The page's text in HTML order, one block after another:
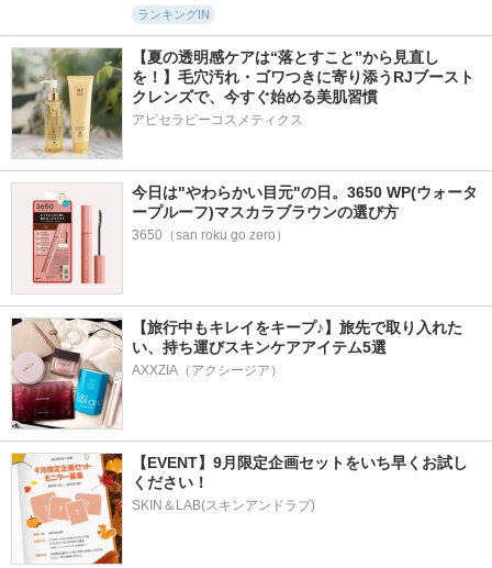
ランキングIN
【夏の透明感ケアは“落とすこと”から見直し
を！】毛穴汚れ・ゴワつきに寄り添うRJブースト
クレンズで、今すぐ始める美肌習慣
アピセラピーコスメティクス
今日は"やわらかい目元"の日。3650 WP(ウォータ
ープルーフ)マスカラブラウンの選び方
3650（san roku go zero）
【旅行中もキレイをキープ♪】旅先で取り入れた
い、持ち運びスキンケアアイテム5選
AXXZIA（アクシージア）
【EVENT】9月限定企画セットをいち早くお試し
ください！
SKIN＆LAB(スキンアンドラブ)